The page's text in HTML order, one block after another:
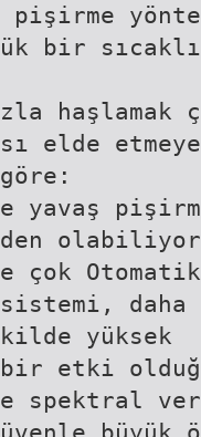
bir
elde
yavaş
çok
daha
yüksek
bir etki
spektral